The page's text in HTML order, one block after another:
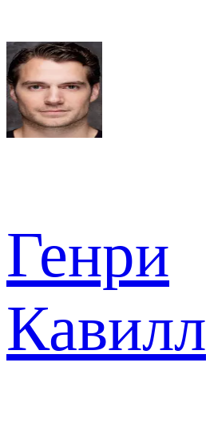
Генри
Кавилл